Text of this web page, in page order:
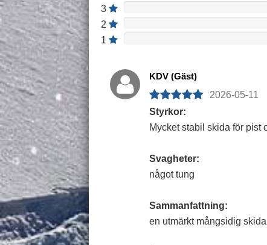
3
2
1
KDV (Gäst)
2026-05-11
Styrkor:
Mycket stabil skida för pist
Svagheter:
något tung
Sammanfattning:
en utmärkt mångsidig skida